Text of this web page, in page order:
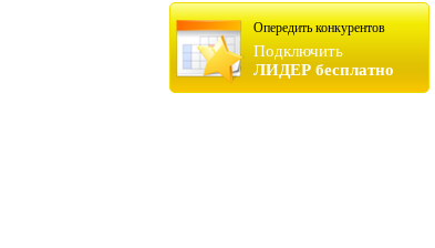
Опередить конкурентов
Подключить
ЛИДЕР бесплатно